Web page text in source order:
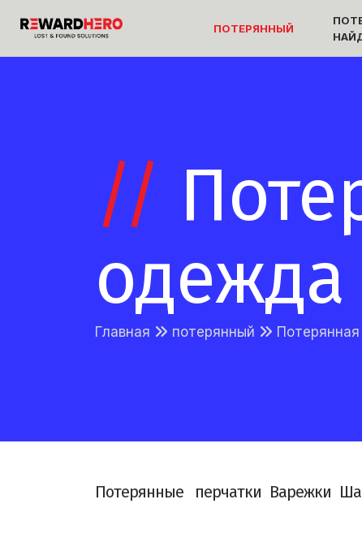
ПОТЕРЯННЫЙ
//
одежда
Главная потерянный
Потерянные перчатки Варежки Ша